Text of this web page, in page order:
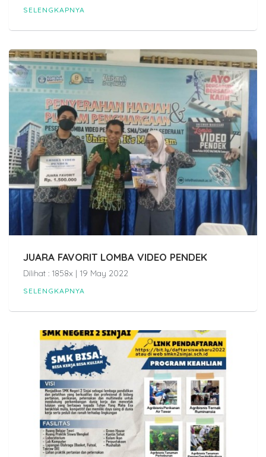
SELENGKAPNYA
JUARA FAVORIT LOMBA VIDEO PENDEK
Dilihat : 1858x | 19 May 2022
SELENGKAPNYA